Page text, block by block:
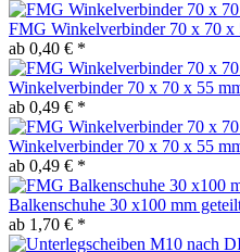
FMG Winkelverbinder 70 x 70
ab 0,40 € *
Winkelverbinder 70 x 70 x 55
ab 0,49 € *
Winkelverbinder 70 x 70 x 55
ab 0,49 € *
Balkenschuhe 30 x100 mm
ab 1,70 € *